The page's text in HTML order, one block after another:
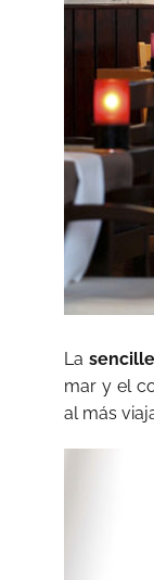
La
mar y el
al más